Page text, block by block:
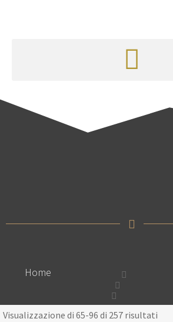
Home
Visualizzazione di 65-96 di 257 risultati